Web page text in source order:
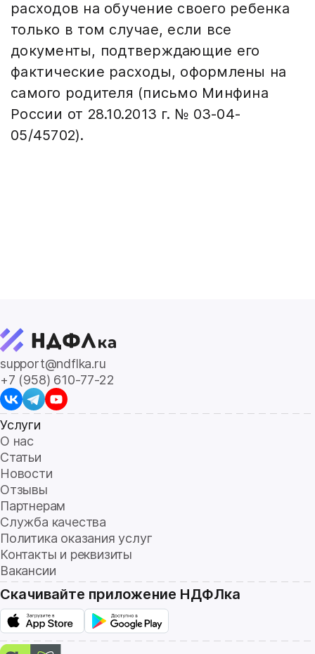
расходов на обучение своего ребенка
только в том случае, если все
документы, подтверждающие его
фактические расходы, оформлены на
самого родителя (письмо Минфина
России от 28.10.2013 г. № 03-04-
05/45702).
support@ndflka.ru
+7 (958) 610-77-22
Услуги
О нас
Статьи
Новости
Отзывы
Партнерам
Служба качества
Политика оказания услуг
Контакты и реквизиты
Вакансии
Скачивайте приложение НДФЛка